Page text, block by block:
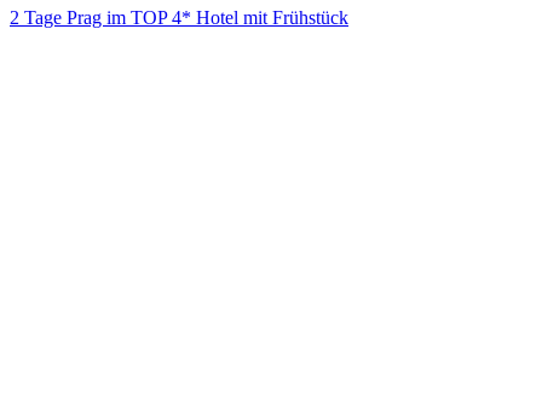
2 Tage Prag im TOP 4* Hotel mit Frühstück